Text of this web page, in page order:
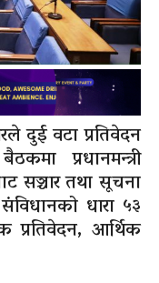
दुई वटा प्रतिवेदन
प्रधानमन्त्री
सञ्चार तथा सूचना
धारा ५३
प्रतिवेदन, आर्थिक